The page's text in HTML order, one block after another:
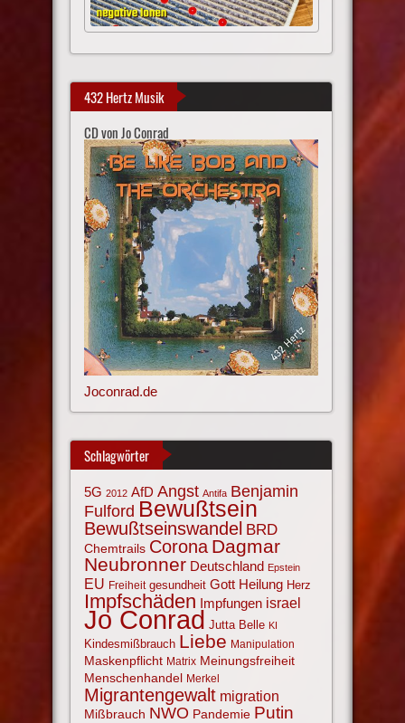
432 Hertz Musik
CD von Jo Conrad
Joconrad.de
Schlagwörter
5G 2012 AfD Angst Antifa Benjamin
Fulford Bewußtsein
Bewußtseinswandel BRD
Chemtrails Corona Dagmar
Neubronner Deutschland Epstein
EU Freiheit gesundheit Gott Heilung Herz
Impfschäden Impfungen israel
Jo Conrad Jutta Belle KI
Kindesmißbrauch Liebe Manipulation
Maskenpflicht Matrix Meinungsfreiheit
Menschenhandel Merkel
Migrantengewalt migration
Mißbrauch NWO Pandemie Putin